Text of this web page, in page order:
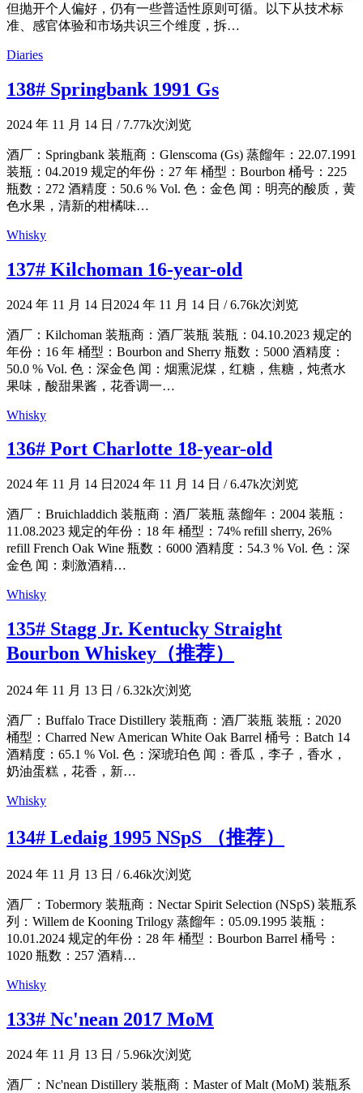
但抛开个人偏好，仍有一些普适性原则可循。以下从技术标
准、感官体验和市场共识三个维度，拆…
Diaries
138# Springbank 1991 Gs
2024 年 11 月 14 日 /7.77k次浏览
酒厂：Springbank 装瓶商：Glenscoma (Gs) 蒸餾年：22.07.1991
装瓶：04.2019 规定的年份：27 年 桶型：Bourbon 桶号：225
瓶数：272 酒精度：50.6 % Vol. 色：金色 闻：明亮的酸质，黄
色水果，清新的柑橘味…
Whisky
137# Kilchoman 16-year-old
2024 年 11 月 14 日 2024 年 11 月 14 日 /6.76k次浏览
酒厂：Kilchoman 装瓶商：酒厂装瓶 装瓶：04.10.2023 规定的
年份：16 年 桶型：Bourbon and Sherry 瓶数：5000 酒精度：
50.0 % Vol. 色：深金色 闻：烟熏泥煤，红糖，焦糖，炖煮水
果味，酸甜果酱，花香调一…
Whisky
136# Port Charlotte 18-year-old
2024 年 11 月 14 日 2024 年 11 月 14 日 /6.47k次浏览
酒厂：Bruichladdich 装瓶商：酒厂装瓶 蒸餾年：2004 装瓶：
11.08.2023 规定的年份：18 年 桶型：74% refill sherry, 26%
refill French Oak Wine 瓶数：6000 酒精度：54.3 % Vol. 色：深
金色 闻：刺激酒精…
Whisky
135# Stagg Jr. Kentucky Straight
Bourbon Whiskey（推荐）
2024 年 11 月 13 日 /6.32k次浏览
酒厂：Buffalo Trace Distillery 装瓶商：酒厂装瓶 装瓶：2020
桶型：Charred New American White Oak Barrel 桶号：Batch 14
酒精度：65.1 % Vol. 色：深琥珀色 闻：香瓜，李子，香水，
奶油蛋糕，花香，新…
Whisky
134# Ledaig 1995 NSpS （推荐）
2024 年 11 月 13 日 /6.46k次浏览
酒厂：Tobermory 装瓶商：Nectar Spirit Selection (NSpS) 装瓶系
列：Willem de Kooning Trilogy 蒸餾年：05.09.1995 装瓶：
10.01.2024 规定的年份：28 年 桶型：Bourbon Barrel 桶号：
1020 瓶数：257 酒精…
Whisky
133# Nc'nean 2017 MoM
2024 年 11 月 13 日 /5.96k次浏览
酒厂：Nc'nean Distillery 装瓶商：Master of Malt (MoM) 装瓶系